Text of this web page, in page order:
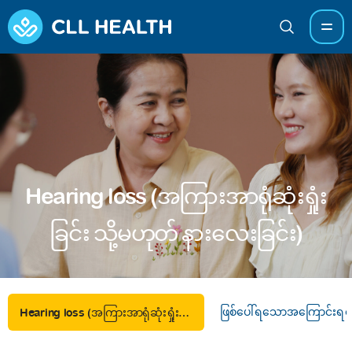
Hearing loss (အကြားအာရုံဆုံးရှုံး
ခြင်း သို့မဟုတ် နားလေးခြင်း)
Hearing loss (အကြားအာရုံဆုံးရှုံးခြင်း သို့မဟုတ် နားလေးခြင်း) ဖြစ်ပေါ်ရသောအကြောင်းရင်း